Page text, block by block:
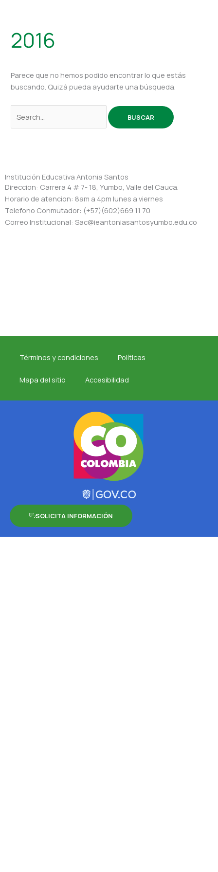
2016
Parece que no hemos podido encontrar lo que estás
buscando. Quizá pueda ayudarte una búsqueda.
Institución Educativa Antonia Santos
Direccion: Carrera 4 # 7- 18, Yumbo, Valle del Cauca.
Horario de atencion: 8am a 4pm lunes a viernes
Telefono Conmutador: (+57)(602)669 11 70
Correo Institucional: Sac@ieantoniasantosyumbo.edu.co
Términos y condiciones Políticas
Mapa del sitio Accesibilidad
SOLICITA INFORMACIÓN